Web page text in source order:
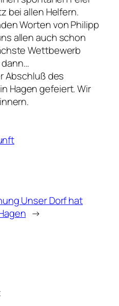
bei allen Helfern.
Worten von Philipp
allen auch schon
Wettbewerb
Abschluß des
Hagen gefeiert. Wir
Unser Dorf hat
→